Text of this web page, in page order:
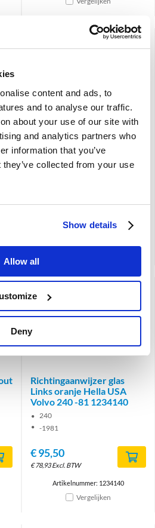
content and ads, to
and to analyse our traffic.
about your use of our site with
and analytics partners who
information that you’ve
collected from your use
Show details
Allow all
Deny
Richtingaanwijzer glas
Volvo 1800 USA 673509
P1800
USA
€82,25
Richtingaanwijzer glas
Links oranje Hella USA
Volvo 240 -81 1234140
240
-1981
€95,50
€78,93 Excl. BTW
Artikelnummer: 1234140
Vergelijken